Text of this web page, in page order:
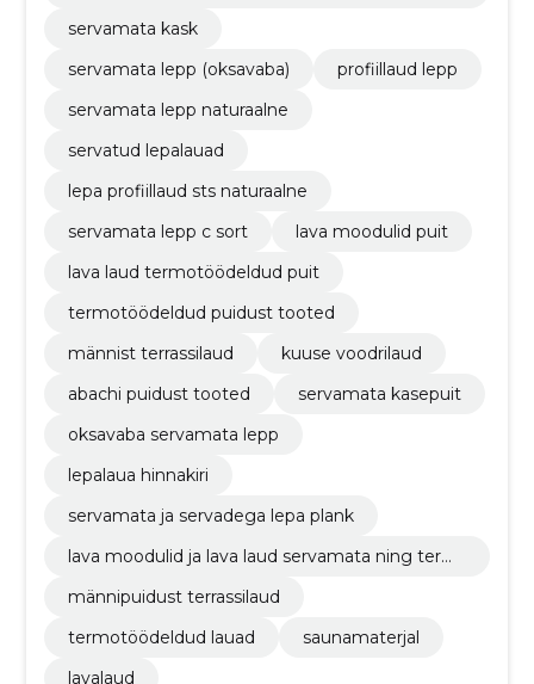
servamata kask
servamata lepp (oksavaba)
profiillaud lepp
servamata lepp naturaalne
servatud lepalauad
lepa profiillaud sts naturaalne
servamata lepp c sort
lava moodulid puit
lava laud termotöödeldud puit
termotöödeldud puidust tooted
männist terrassilaud
kuuse voodrilaud
abachi puidust tooted
servamata kasepuit
oksavaba servamata lepp
lepalaua hinnakiri
servamata ja servadega lepa plank
lava moodulid ja lava laud servamata ning term
männipuidust terrassilaud
termotöödeldud lauad
saunamaterjal
lavalaud